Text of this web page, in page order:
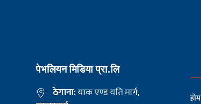
पेभलियन मिडिया प्रा.लि
ठेगाना:याक एण्ड यति मार्ग,
होम